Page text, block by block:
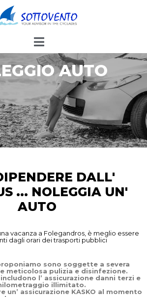
AUTO
DALL'
... NOLEGGIA UN'
AUTO
vacanza a Folegandros, è meglio essere
dagli orari dei trasporti pubblici
sono soggette a severa
meticolosa pulizia e disinfezione.
l’ assicurazione danni terzi e
illimitato.
un’ assicurazione KASKO al momento